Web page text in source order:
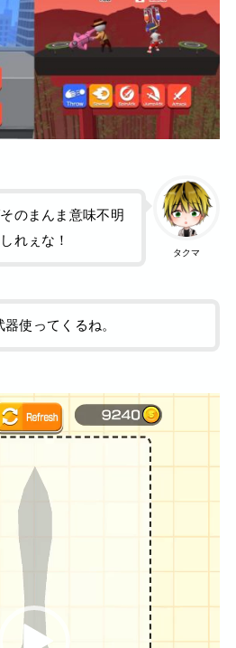
タクマ
のまんま意味不明
れぇな！
使ってくるね。